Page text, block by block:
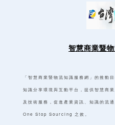
智慧商業暨
「智慧商業暨物流知識服務網」的推動
知識分享環境與互動平台，提供智慧商
及技術服務，促進產業資訊、知識的流
One Stop Sourcing 之效。